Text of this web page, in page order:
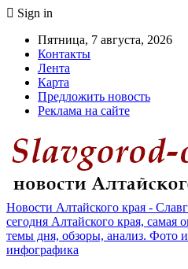
Sign in
Пятница, 7 августа, 2026
Контакты
Лента
Карта
Предложить новость
Реклама на сайте
Новости Алтайского края -
сегодня Алтайского края, самая
темы дня, обзоры, анализ. Фото
инфографика